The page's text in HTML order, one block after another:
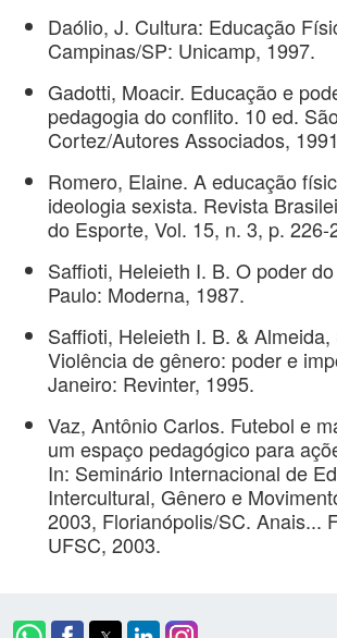
Daólio, J. Cultura: Educação
Campinas/SP: Unicamp, 1997.
Gadotti, Moacir. Educação e
pedagogia do conflito. 10 ed.
Cortez/Autores Associados,
Romero, Elaine. A educação
ideologia sexista. Revista
do Esporte, Vol. 15, n. 3, p. 226-
Saffioti, Heleieth I. B. O poder
Paulo: Moderna, 1987.
Saffioti, Heleieth I. B. &
Violência de gênero: poder e
Janeiro: Revinter, 1995.
Vaz, Antônio Carlos. Futebol e
um espaço pedagógico para
In: Seminário Internacional de
Intercultural, Gênero e
2003, Florianópolis/SC. Anais...
UFSC, 2003.